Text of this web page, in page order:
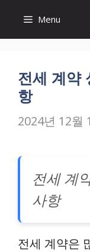
content
Menu
전세 계약
항
2024년 12월
전세 계
사항
전세 계약은